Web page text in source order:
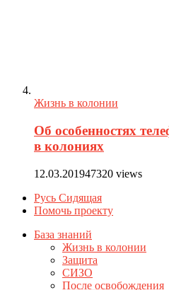
Жизнь в колонии
Об особенностях
в колониях
12.03.201947320 views
Русь Сидящая
Помочь проекту
База знаний
Жизнь в колонии
Защита
СИЗО
После освобождения